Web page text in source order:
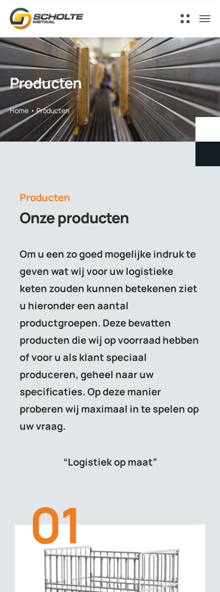
Producten
Home Producten
Producten
Onze producten
Om u een zo goed mogelijke indruk te
geven wat wij voor uw logistieke
keten zouden kunnen betekenen ziet
u hieronder een aantal
productgroepen. Deze bevatten
producten die wij op voorraad hebben
of voor u als klant speciaal
produceren, geheel naar uw
specificaties. Op deze manier
proberen wij maximaal in te spelen op
uw vraag.
“Logistiek op maat”
01